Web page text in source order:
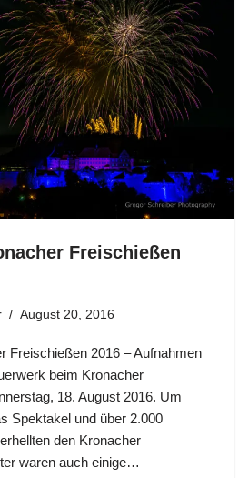
Freischießen
August 20, 2016
Freischießen 2016 – Aufnahmen
beim Kronacher
18. August 2016. Um
Spektakel und über 2.000
den Kronacher
waren auch einige…